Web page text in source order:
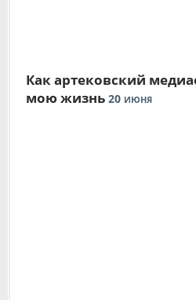
Как артековский
мою жизнь 20 ИЮНЯ